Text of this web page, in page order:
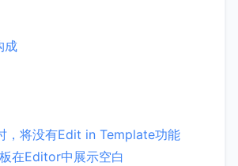
成
，将没有Edit in Template功能
在Editor中展示空白